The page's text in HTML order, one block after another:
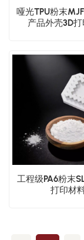
哑光TPU粉末
产品外壳3D
工程级PA6粉末
打印材